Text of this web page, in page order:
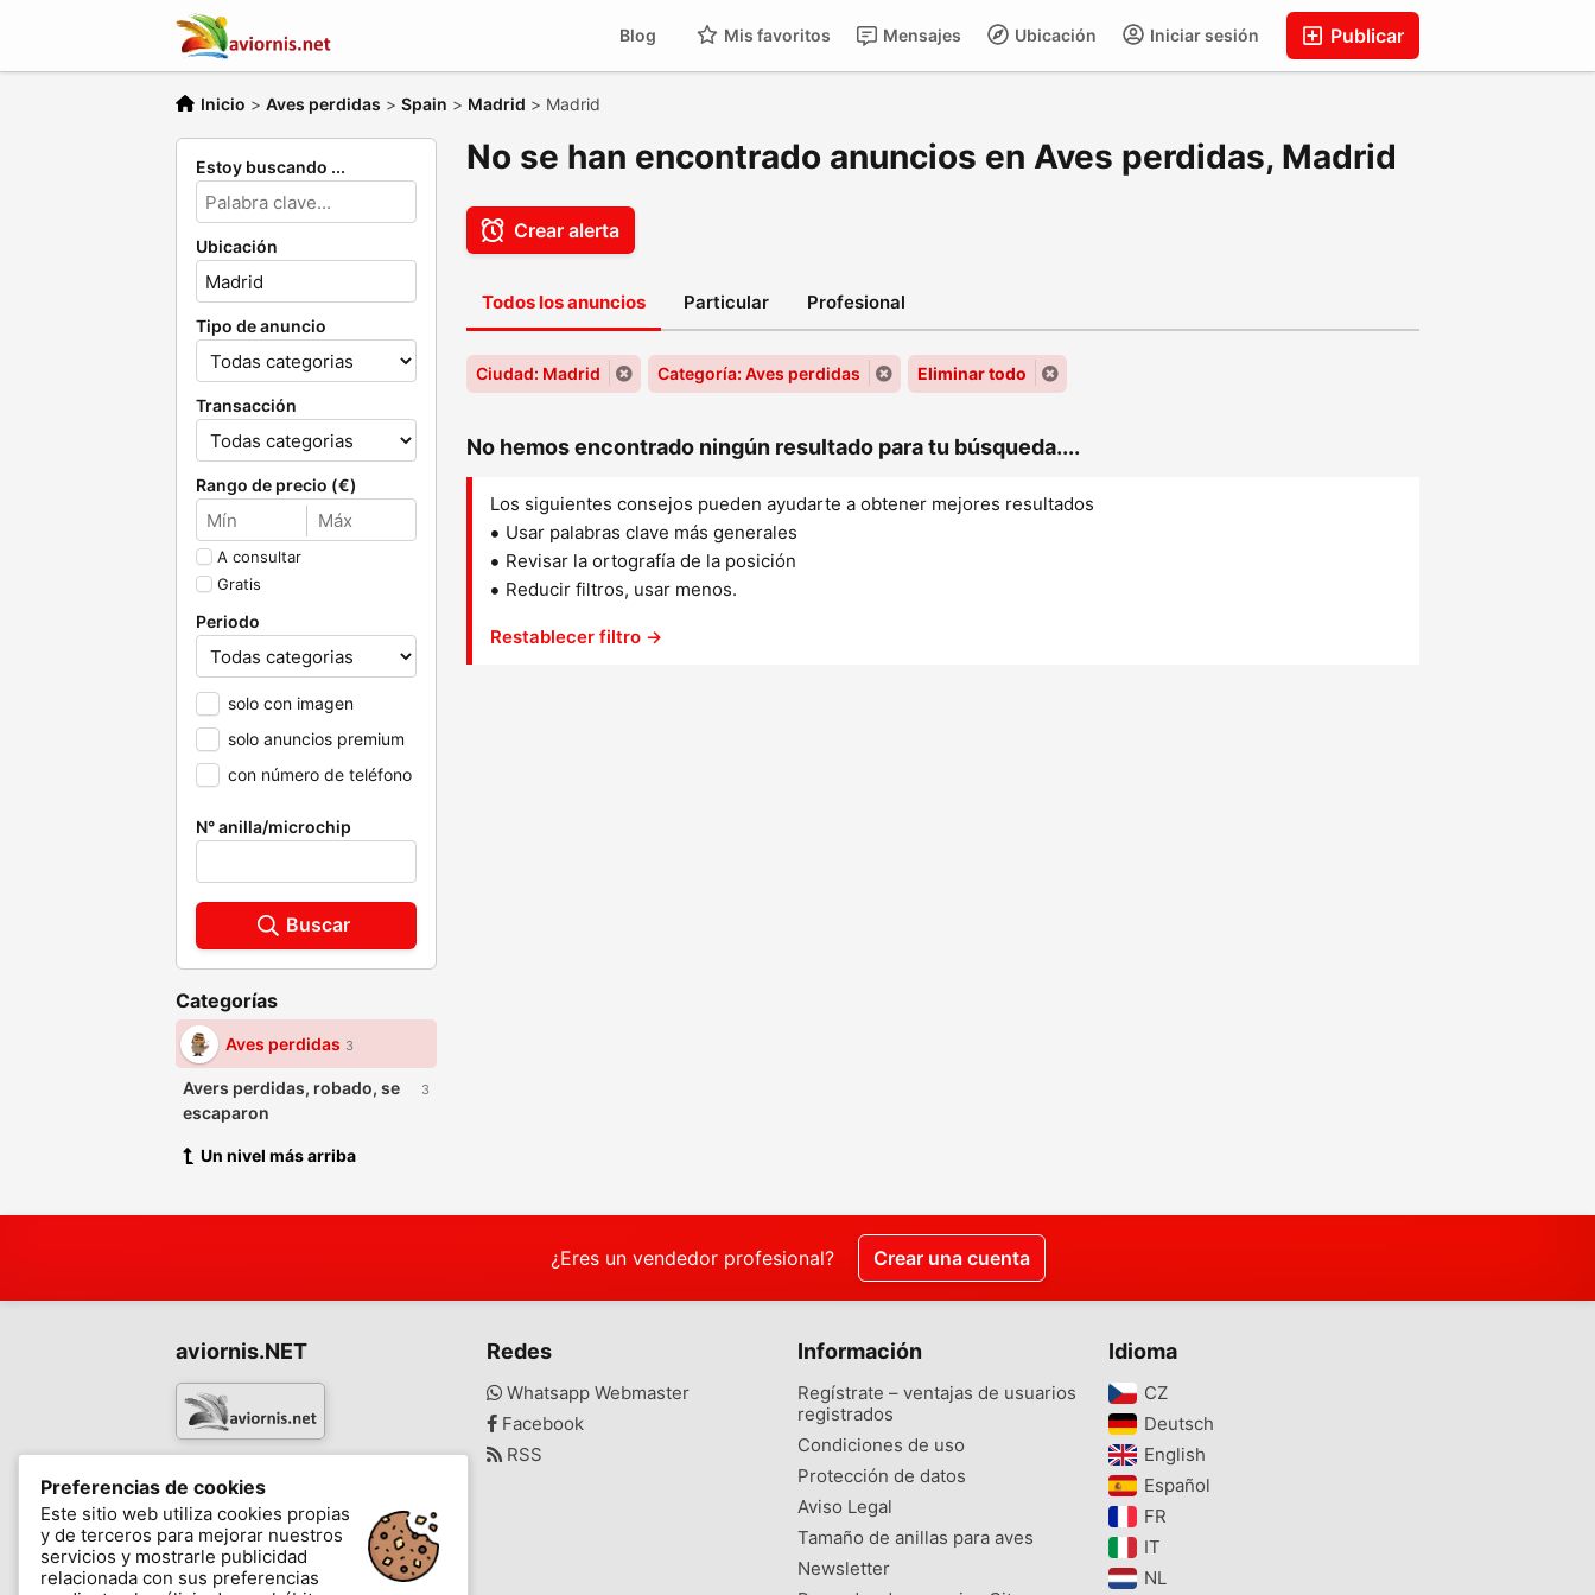
Publicar
Iniciar sesión
Ubicación
Mensajes
Mis favoritos
Blog
Inicio > Aves perdidas > Spain > Madrid > Madrid
Estoy buscando ...
Ubicación
Tipo de anuncio
Transacción
Rango de precio (€)
A consultar
Gratis
Periodo
solo con imagen
solo anuncios premium
con número de teléfono
N° anilla/microchip
Buscar
Categorías
Aves perdidas 3
Avers perdidas, robado, se
escaparon
3
Un nivel más arriba
No se han encontrado anuncios en Aves perdidas, Madrid
Crear alerta
Todos los anuncios Particular Profesional
Ciudad: Madrid Categoría: Aves perdidas Eliminar todo
No hemos encontrado ningún resultado para tu búsqueda....
Los siguientes consejos pueden ayudarte a obtener mejores resultados
Usar palabras clave más generales
Revisar la ortografía de la posición
Reducir filtros, usar menos.
Restablecer filtro →
¿Eres un vendedor profesional? Crear una cuenta
aviornis.NET
-
Mensajes Mis favoritos Blog
Redes
Whatsapp Webmaster
Facebook
RSS
Información
Regístrate – ventajas de usuarios
registrados
Condiciones de uso
Protección de datos
Aviso Legal
Tamaño de anillas para aves
Newsletter
Idioma
CZ‎
Deutsch‎
English‎
Español‎
FR‎
IT‎
NL‎
Preferencias de cookies
Este sitio web utiliza cookies propias
y de terceros para mejorar nuestros
servicios y mostrarle publicidad
relacionada con sus preferencias